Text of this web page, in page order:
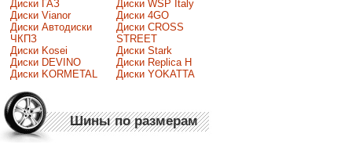
Диски ГАЗ
Диски Vianor
Диски Автодиски
ЧКПЗ
Диски Kosei
Диски DEVINO
Диски KORMETAL
Диски WSP Italy
Диски 4GO
Диски CROSS
STREET
Диски Stark
Диски Replica H
Диски YOKATTA
Шины по размерам